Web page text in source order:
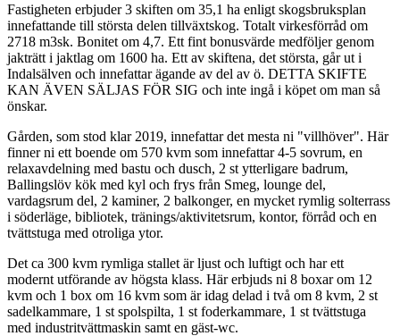
Fastigheten erbjuder 3 skiften om 35,1 ha enligt skogsbruksplan
innefattande till största delen tillväxtskog. Totalt virkesförråd om
2718 m3sk. Bonitet om 4,7. Ett fint bonusvärde medföljer genom
jakträtt i jaktlag om 1600 ha. Ett av skiftena, det största, går ut i
Indalsälven och innefattar ägande av del av ö. DETTA SKIFTE
KAN ÄVEN SÄLJAS FÖR SIG och inte ingå i köpet om man så
önskar.
Gården, som stod klar 2019, innefattar det mesta ni "villhöver". Här
finner ni ett boende om 570 kvm som innefattar 4-5 sovrum, en
relaxavdelning med bastu och dusch, 2 st ytterligare badrum,
Ballingslöv kök med kyl och frys från Smeg, lounge del,
vardagsrum del, 2 kaminer, 2 balkonger, en mycket rymlig solterrass
i söderläge, bibliotek, tränings/aktivitetsrum, kontor, förråd och en
tvättstuga med otroliga ytor.
Det ca 300 kvm rymliga stallet är ljust och luftigt och har ett
modernt utförande av högsta klass. Här erbjuds ni 8 boxar om 12
kvm och 1 box om 16 kvm som är idag delad i två om 8 kvm, 2 st
sadelkammare, 1 st spolspilta, 1 st foderkammare, 1 st tvättstuga
med industritvättmaskin samt en gäst-wc.